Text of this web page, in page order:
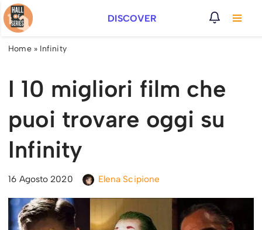
Vai
al
DISCOVER
Home» Infinity
I 10 migliori film che
puoi trovare oggi su
Infinity
16 Agosto 2020 Elena Scipione